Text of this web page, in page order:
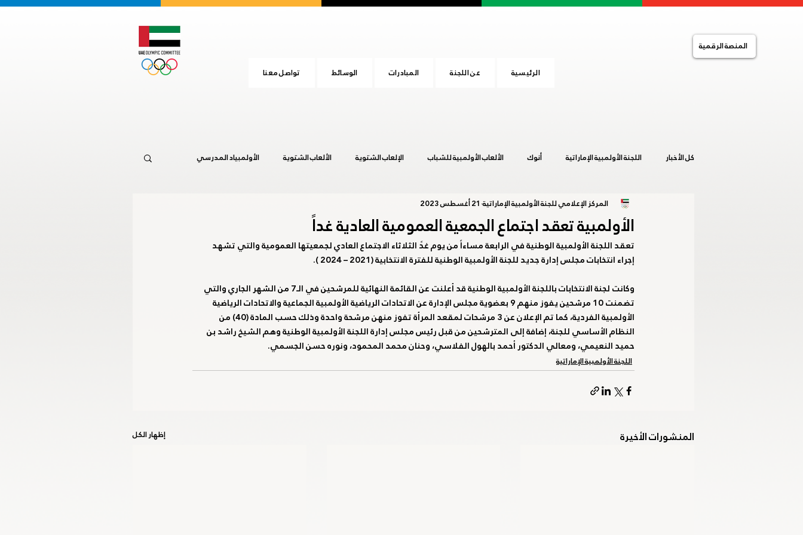
الرئيسية عن اللجنة المبادرات الوسائط تواصل معنا
المنصة الرقمية
كل الأخبار اللجنة الأولمبية الإماراتية أنوك الألعاب الأولمبية للشباب الإلعاب الشتوية الألعاب الشتوية الأولمبياد المدرسي
التضامن الإسلامي الصالات المغلقة المجلس الأولمبي الآسيوي
خليجية المرأة 2019 ساخلين 2019 عشق آباد 2017 هانجزهو 2022 يوم الطفل الإماراتي طوكيو 2020
الأكاديمية الأولمبية الوطنية اللجنة البارالمبية الوطنية باريس 2024 الكويت 2022 الهيئة العامة للرياضة اللجنة الأولمبية الدولية
خليجية الشباب - الإمارات 2024 برمنجهام 2022 اليوم الأولمبي قونيا 2022 لجنة الطب الرياضي
الأولمبية تعقد اجتماع الجمعية العمومية العادية غداً
المركز الإعلامي للجنة الأولمبية الإماراتية 21 أغسطس 2023
تعقد اللجنة الأولمبية الوطنية في الرابعة مساءاً من يوم غدً الثلاثاء الاجتماع العادي لجمعيتها العمومية والتي تشهد
إجراء انتخابات مجلس إدارة جديد للجنة الأولمبية الوطنية للفترة الانتخابية (2021 – 2024 ).
وكانت لجنة الانتخابات باللجنة الأولمبية الوطنية قد أعلنت عن القائمة النهائية للمرشحين في الـ7 من الشهر الجاري والتي
تضمنت 10 مرشحين يفوز منهم 9 بعضوية مجلس الإدارة عن الاتحادات الرياضية الأولمبية الجماعية والاتحادات الرياضية
الأولمبية الفردية، كما تم الإعلان عن 3 مرشحات لمقعد المرأة تفوز منهن مرشحة واحدة وذلك حسب المادة (40) من
النظام الأساسي للجنة، إضافة إلى المترشحين من قبل رئيس مجلس إدارة اللجنة الأولمبية الوطنية وهم الشيخ راشد بن
حميد النعيمي، ومعالي الدكتور أحمد بالهول الفلاسي، وحنان محمد المحمود، ونوره حسن الجسمي.
اللجنة الأولمبية الإماراتية
المنشورات الأخيرة إظهار الكل